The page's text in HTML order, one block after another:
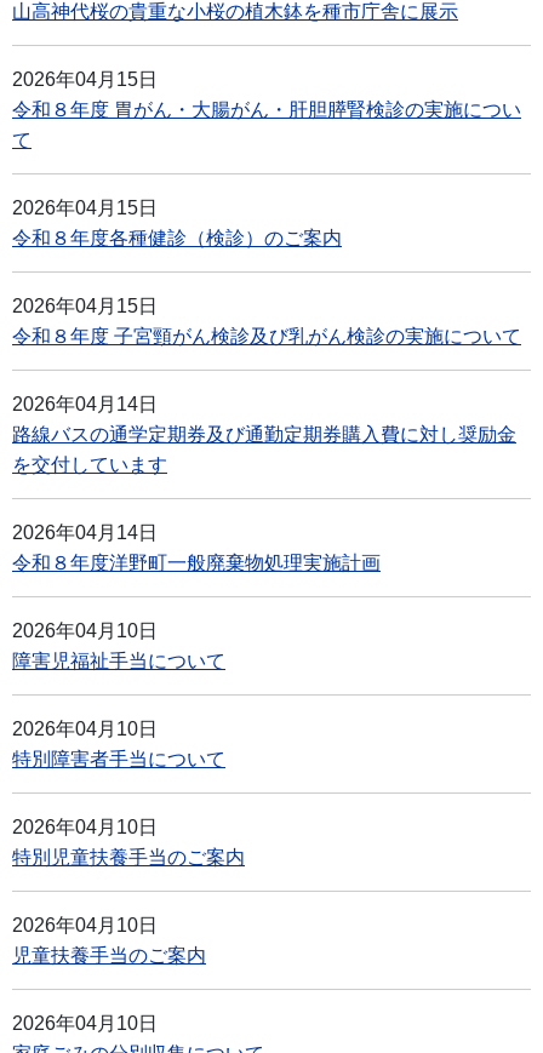
山高神代桜の貴重な小桜の植木鉢を種市庁舎に展示
2026年04月15日
令和８年度 胃がん・大腸がん・肝胆膵腎検診の実施につい
て
2026年04月15日
令和８年度各種健診（検診）のご案内
2026年04月15日
令和８年度 子宮頸がん検診及び乳がん検診の実施について
2026年04月14日
路線バスの通学定期券及び通勤定期券購入費に対し奨励金
を交付しています
2026年04月14日
令和８年度洋野町一般廃棄物処理実施計画
2026年04月10日
障害児福祉手当について
2026年04月10日
特別障害者手当について
2026年04月10日
特別児童扶養手当のご案内
2026年04月10日
児童扶養手当のご案内
2026年04月10日